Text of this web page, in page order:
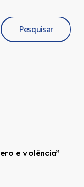
Pesquisar
e violência”